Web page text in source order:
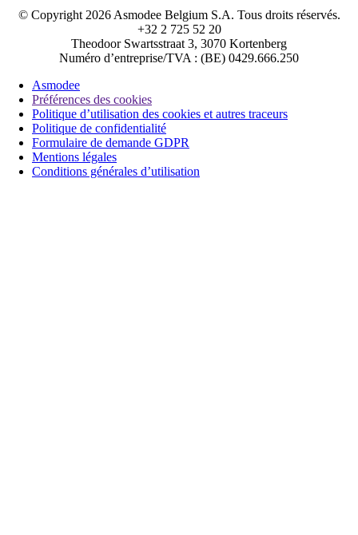
© Copyright 2026 Asmodee Belgium S.A. Tous droits réservés.
+32 2 725 52 20
Theodoor Swartsstraat 3, 3070 Kortenberg
Numéro d’entreprise/TVA : (BE) 0429.666.250
Asmodee
Préférences des cookies
Politique d’utilisation des cookies et autres traceurs
Politique de confidentialité
Formulaire de demande GDPR
Mentions légales
Conditions générales d’utilisation